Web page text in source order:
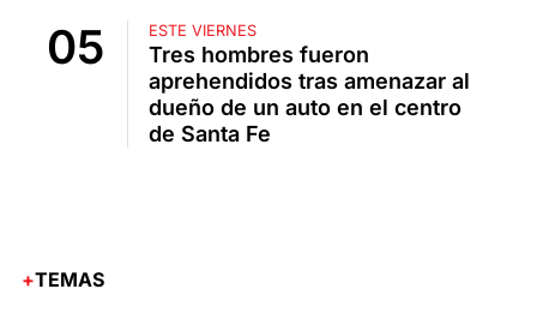
ESTE VIERNES
Tres hombres fueron
aprehendidos tras amenazar al
dueño de un auto en el centro
de Santa Fe
TEMAS